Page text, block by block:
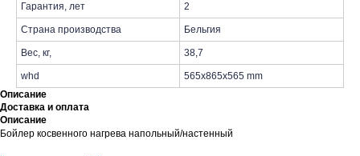
Гарантия, лет 2
Страна производства Бельгия
Вес, кг, 38,7
whd
565x865x565 mm
Описание
Доставка и оплата
Описание
Бойлер косвенного нагрева напольный/настенный